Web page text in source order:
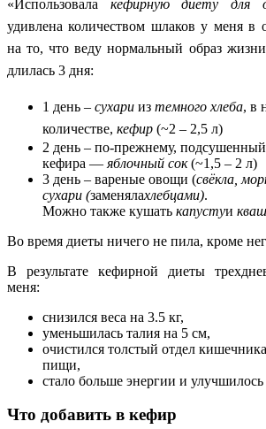
«Использовала кефирную диету для
удивлена количеством шлаков у меня в
на то, что веду нормальный образ
длилась 3 дня:
1 день – сухари из темного хлеба, в
количестве, кефир (~2 – 2,5 л)
2 день – по-прежнему, подсушенный
кефира — яблочный сок(~1,5 – 2 л)
3 день – вареные овощи (свёкла,
сухари (заменялахлебцами).
Можно также кушать капустуи
Во время диеты ничего не пила, кроме
В результате кефирной диеты
меня:
снизился веса на 3.5 кг,
уменьшилась талия на 5 см,
очистился толстый отдел
пищи,
стало больше энергии и улучшилось
Что добавить в кефир